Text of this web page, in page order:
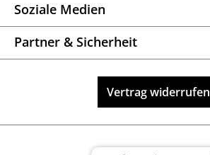
Soziale Medien
Partner & Sicherheit
Vertrag widerrufen